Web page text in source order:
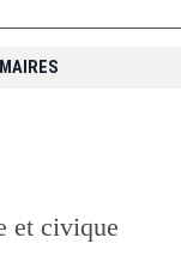
et civique